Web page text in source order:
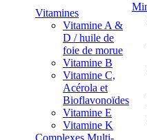
Vitamines
Vitamine A &
D / huile de
foie de morue
Vitamine B
Vitamine C,
Acérola et
Bioflavonoïdes
Vitamine E
Vitamine K